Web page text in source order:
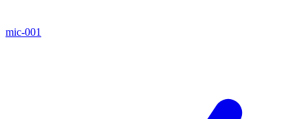
mic-001